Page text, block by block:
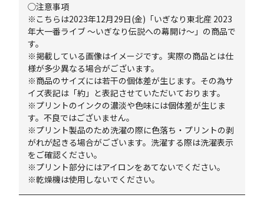
◯注意事項
※こちらは2023年12月29日(金)「いぎなり東北産 2023
年大一番ライブ ～いぎなり伝説への幕開け～」の商品で
す。
※掲載している画像はイメージです。実際の商品とは仕
様が多少異なる場合がございます。
※商品のサイズには若干の個体差が生じます。その為サ
イズ表記は「約」と表記させていただいております。
※プリントのインクの濃淡や色味には個体差が生じま
す。不良ではございません。
※プリント製品のため洗濯の際に色落ち・プリントの剥
がれが起きる場合がございます。洗濯する際は洗濯表示
をご確認ください。
※プリント部分にはアイロンをあてないでください。
※乾燥機は使用しないでください。